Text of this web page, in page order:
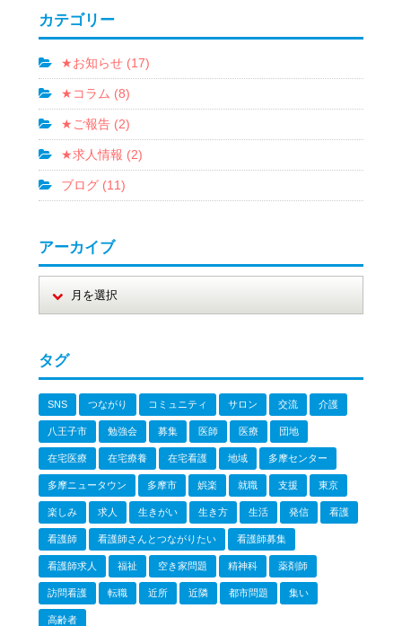
カテゴリー
★お知らせ (17)
★コラム (8)
★ご報告 (2)
★求人情報 (2)
ブログ (11)
アーカイブ
タグ
SNS つながり コミュニティ サロン 交流 介護
八王子市 勉強会 募集 医師 医療 団地
在宅医療 在宅療養 在宅看護 地域 多摩センター
多摩ニュータウン 多摩市 娯楽 就職 支援 東京
楽しみ 求人 生きがい 生き方 生活 発信 看護
看護師 看護師さんとつながりたい 看護師募集
看護師求人 福祉 空き家問題 精神科 薬剤師
訪問看護 転職 近所 近隣 都市問題 集い
高齢者